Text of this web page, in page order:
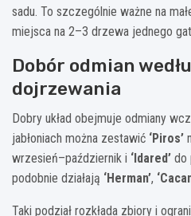
sadu. To szczególnie ważne na
miejsca na 2–3 drzewa jednego
Dobór odmian
dojrzewania
Dobry układ obejmuje odmiany
jabłoniach można zestawić ‘Piros’
wrzesień–październik i ‘Idared’ do
podobnie działają ‘Herman’,
Taki podział rozkłada zbiory i